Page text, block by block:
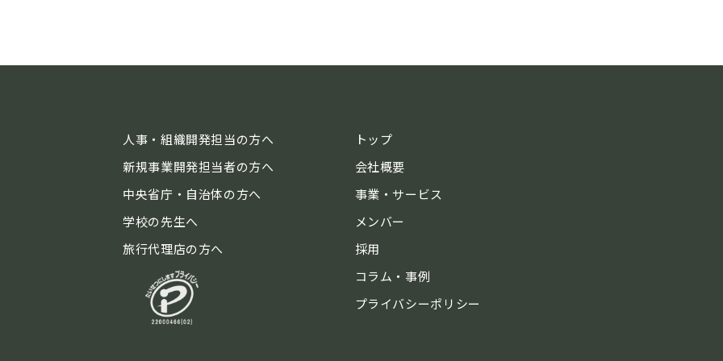
人事・組織開発担当の方へ
新規事業開発担当者の方へ
中央省庁・自治体の方へ
学校の先生へ
旅行代理店の方へ
トップ
会社概要
事業・サービス
メンバー
採用
コラム・事例
プライバシーポリシー